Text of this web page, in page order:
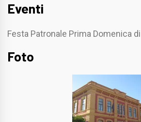
Eventi
Festa Patronale Prima Domenica
Foto